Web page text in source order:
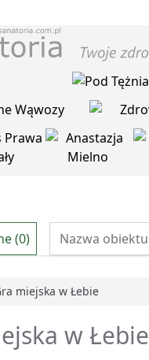
(0)
miejska w Łebie
w Łebie